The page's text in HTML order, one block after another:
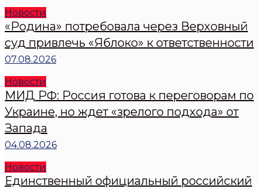
Новости
«Родина» потребовала через Верховный
суд привлечь «Яблоко» к ответственности
07.08.2026
Новости
МИД РФ: Россия готова к переговорам по
Украине, но ждет «зрелого подхода» от
Запада
04.08.2026
Новости
Единственный официальный российский